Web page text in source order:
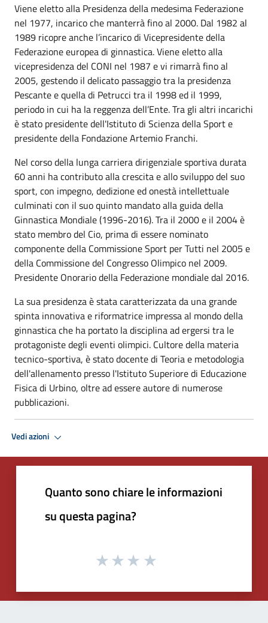
Viene eletto alla Presidenza della medesima Federazione
nel 1977, incarico che manterrà fino al 2000. Dal 1982 al
1989 ricopre anche l’incarico di Vicepresidente della
Federazione europea di ginnastica. Viene eletto alla
vicepresidenza del CONI nel 1987 e vi rimarrà fino al
2005, gestendo il delicato passaggio tra la presidenza
Pescante e quella di Petrucci tra il 1998 ed il 1999,
periodo in cui ha la reggenza dell’Ente. Tra gli altri incarichi
è stato presidente dell'Istituto di Scienza della Sport e
presidente della Fondazione Artemio Franchi.
Nel corso della lunga carriera dirigenziale sportiva durata
60 anni ha contributo alla crescita e allo sviluppo del suo
sport, con impegno, dedizione ed onestà intellettuale
culminati con il suo quinto mandato alla guida della
Ginnastica Mondiale (1996-2016). Tra il 2000 e il 2004 è
stato membro del Cio, prima di essere nominato
componente della Commissione Sport per Tutti nel 2005 e
della Commissione del Congresso Olimpico nel 2009.
Presidente Onorario della Federazione mondiale dal 2016.
La sua presidenza è stata caratterizzata da una grande
spinta innovativa e riformatrice impressa al mondo della
ginnastica che ha portato la disciplina ad ergersi tra le
protagoniste degli eventi olimpici. Cultore della materia
tecnico-sportiva, è stato docente di Teoria e metodologia
dell'allenamento presso l'Istituto Superiore di Educazione
Fisica di Urbino, oltre ad essere autore di numerose
pubblicazioni.
Vedi azioni
Quanto sono chiare le informazioni
su questa pagina?